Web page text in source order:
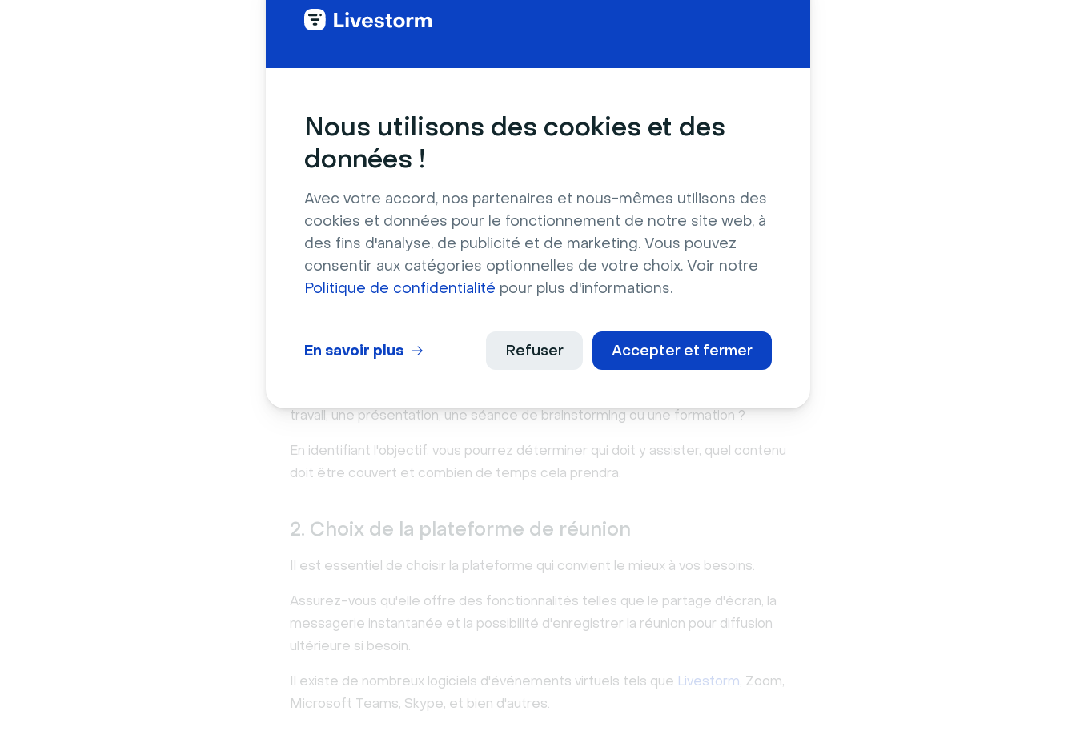
Nous utilisons des cookies et des
données !
Avec votre accord, nos partenaires et nous-mêmes utilisons des
cookies et données pour le fonctionnement de notre site web, à
des fins d'analyse, de publicité et de marketing. Vous pouvez
consentir aux catégories optionnelles de votre choix. Voir notre
Politique de confidentialité pour plus d'informations.
Accepter et fermer
Refuser
En savoir plus
et une organisation soignées sont essentielles.
virtuelle ?
Les réunions virtuelles sont devenues un élément essentiel de la vie
monde, de discuter avec des clients distants et de rester connectés sans
avoir à se déplacer physiquement.
Cependant, organiser une réunion virtuelle efficace nécessite une planification
minutieuse et une exécution sans faille.
La première étape pour organiser une réunion virtuelle est de définir clairement
travail, une présentation, une séance de brainstorming ou une formation ?
En identifiant l'objectif, vous pourrez déterminer qui doit y assister, quel contenu
doit être couvert et combien de temps cela prendra.
2. Choix de la plateforme de réunion
Il est essentiel de choisir la plateforme qui convient le mieux à vos besoins.
Assurez-vous qu'elle offre des fonctionnalités telles que le partage d'écran, la
messagerie instantanée et la possibilité d'enregistrer la réunion pour diffusion
ultérieure si besoin.
Il existe de nombreux logiciels d'événements virtuels tels que Livestorm, Zoom,
Microsoft Teams, Skype, et bien d'autres.